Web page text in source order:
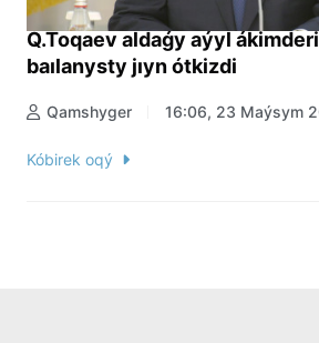
Q.Toqaev aldaǵy aýyl
baılanysty jıyn ótkizdi
Qamshyger 16:06, 23 Maýsym
Kóbirek oqý